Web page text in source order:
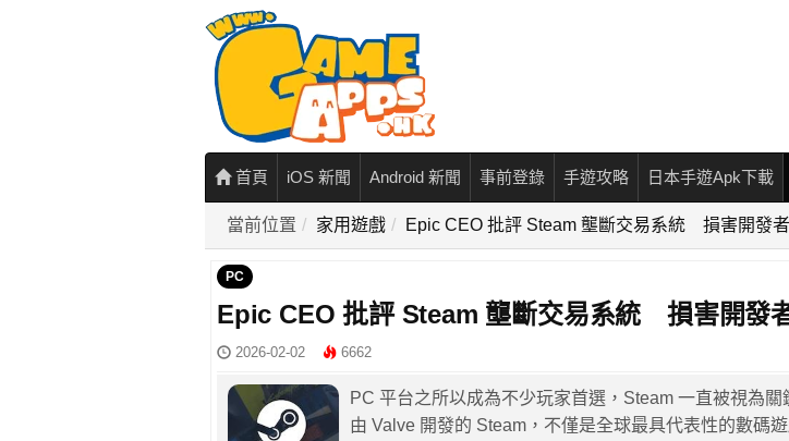
首頁 iOS 新聞 Android 新聞 事前登錄 手遊攻略 日本手遊Apk下載
當前位置 家用遊戲 Epic CEO 批評 Steam 壟斷交易系統 損害開發
PC
Epic CEO 批評 Steam 壟斷交易系統 損害開發
2026-02-02 6662
PC 平台之所以成為不少玩家首選，Steam 一直被視為關
由 Valve 開發的 Steam，不僅是全球最具代表性的數碼